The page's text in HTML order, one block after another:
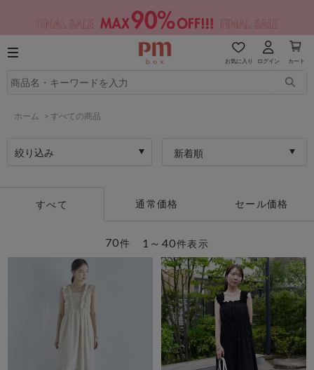
お気に入り ログイン カート
ホーム > すべての商品
絞り込み 新着順
すべて 通常価格 セール価格
1～40件表示
70件